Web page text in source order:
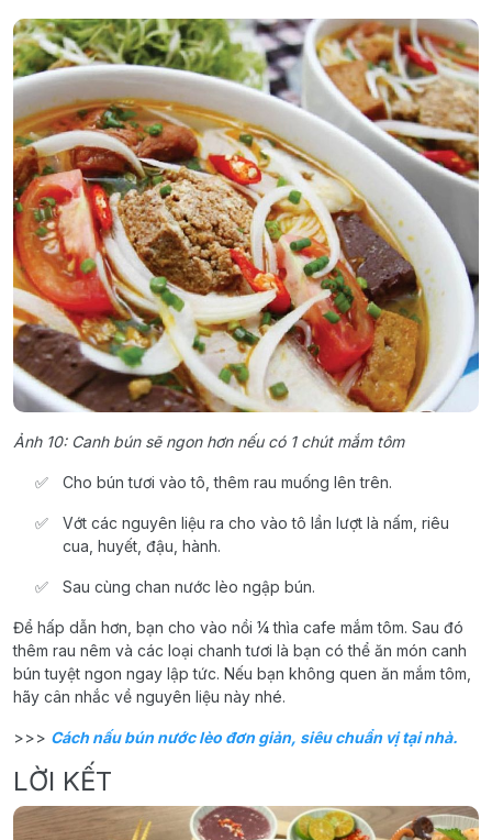
Ảnh 10: Canh bún sẽ ngon hơn nếu có 1 chút mắm tôm
Cho bún tươi vào tô, thêm rau muống lên trên.
Vớt các nguyên liệu ra cho vào tô lần lượt là nấm, riêu
cua, huyết, đậu, hành.
Sau cùng chan nước lèo ngập bún.
Để hấp dẫn hơn, bạn cho vào nồi ¼ thìa cafe mắm tôm. Sau đó
thêm rau nêm và các loại chanh tươi là bạn có thể ăn món canh
bún tuyệt ngon ngay lập tức. Nếu bạn không quen ăn mắm tôm,
hãy cân nhắc về nguyên liệu này nhé.
>>> Cách nấu bún nước lèo đơn giản, siêu chuẩn vị tại nhà.
LỜI KẾT